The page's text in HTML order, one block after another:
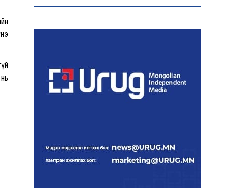
багш, сурагчид руу гал
АИ-92 автобензин
тогтмол нийлүүлэх хүсэлт
тавилаа